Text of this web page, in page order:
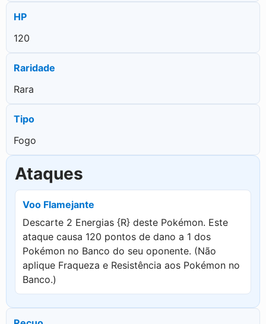
HP
120
Raridade
Rara
Tipo
Fogo
Ataques
Voo Flamejante
Descarte 2 Energias {R} deste Pokémon. Este
ataque causa 120 pontos de dano a 1 dos
Pokémon no Banco do seu oponente. (Não
aplique Fraqueza e Resistência aos Pokémon no
Banco.)